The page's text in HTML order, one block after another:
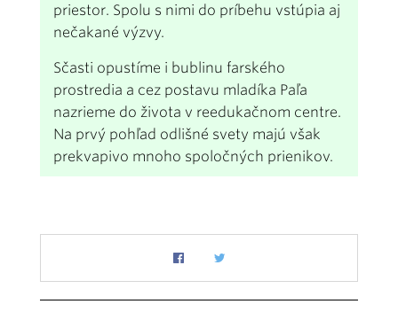
priestor. Spolu s nimi do príbehu vstúpia aj
nečakané výzvy.
Sčasti opustíme i bublinu farského
prostredia a cez postavu mladíka Paľa
nazrieme do života v reedukačnom centre.
Na prvý pohľad odlišné svety majú však
prekvapivo mnoho spoločných prienikov.